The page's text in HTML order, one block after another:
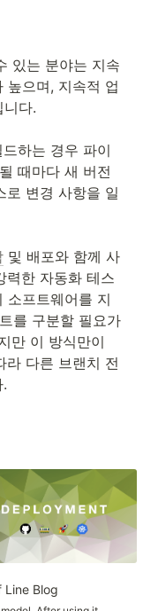
있는 분야는 지속
높으며, 지속적 업
다.
하는 경우 파이
때마다 새 버전
로 변경 사항을 일
및 배포와 함께 사
력한 자동화 테스
소프트웨어를 지
를 구분할 필요가
만 이 방식만이
라 다른 브랜치 전
Line Blog